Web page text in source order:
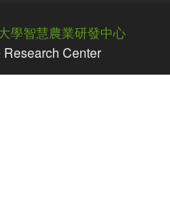
學智慧農業研發中心
Center